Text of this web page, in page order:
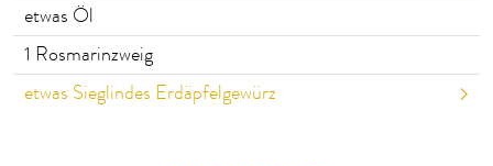
etwas Öl
1 Rosmarinzweig
etwas Sieglindes Erdäpfelgewürz